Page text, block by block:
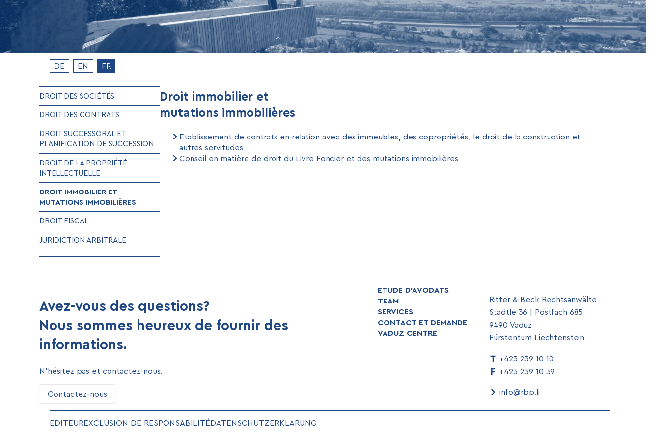
DE EN FR
DROIT DES SOCIÉTÉS
DROIT DES CONTRATS
DROIT SUCCESSORAL ET
PLANIFICATION DE SUCCESSION
DROIT DE LA PROPRIÉTÉ
INTELLECTUELLE
DROIT IMMOBILIER ET
MUTATIONS IMMOBILIÈRES
DROIT FISCAL
JURIDICTION ARBITRALE
Droit immobilier et
mutations immobilières
Etablissement de contrats en relation avec des immeubles, des copropriétés, le droit de la construction et
autres servitudes
Conseil en matière de droit du Livre Foncier et des mutations immobilières
Avez-vous des questions?
Nous sommes heureux de fournir des
informations.
N’hésitez pas et contactez-nous.
Contactez-nous
ETUDE D’AVODATS
TEAM
SERVICES
CONTACT ET DEMANDE
VADUZ CENTRE
Ritter & Beck Rechtsanwälte
Städtle 36 | Postfach 685
9490 Vaduz
Fürstentum Liechtenstein
+423 239 10 10
+423 239 10 39
info@rbp.li
EDITEUREXCLUSION DE RESPONSABILITÉDATENSCHUTZERKLÄRUNG